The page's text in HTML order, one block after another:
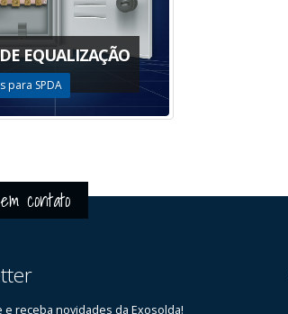
EQUALIZAÇÃO
para SPDA
contato
e receba novidades da Exosolda!